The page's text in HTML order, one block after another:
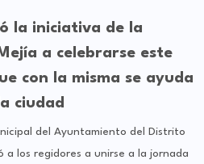
la iniciativa de la
a celebrarse este
con la misma se ayuda
ciudad
del Ayuntamiento del Distrito
a los regidores a unirse a la jornada